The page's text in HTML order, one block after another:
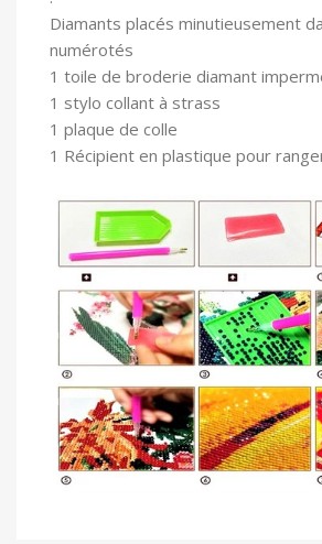
Diamants placés minutieusement
numérotés
1 toile de broderie diamant
1 stylo collant à strass
1 plaque de colle
1 Récipient en plastique pour